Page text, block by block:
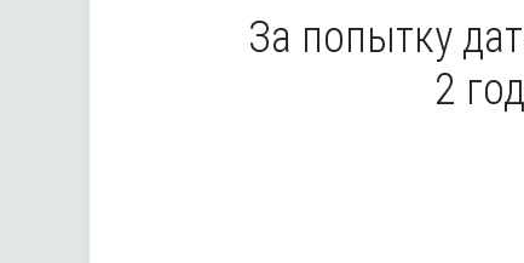
За попытку
2